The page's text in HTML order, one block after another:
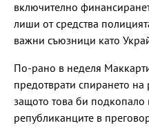
включително
лиши от средства
важни съюзници като
По-рано в неделя
предотврати спирането на
защото това би подкопало
републиканците в